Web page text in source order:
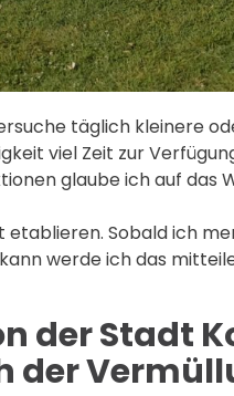
täglich kleinere
viel Zeit zur
glaube ich auf das
Sobald ich
werde ich das
der Stadt
der